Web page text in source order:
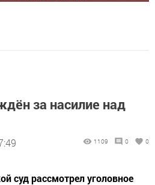
за насилие над
1109 0 0
суд рассмотрел уголовное